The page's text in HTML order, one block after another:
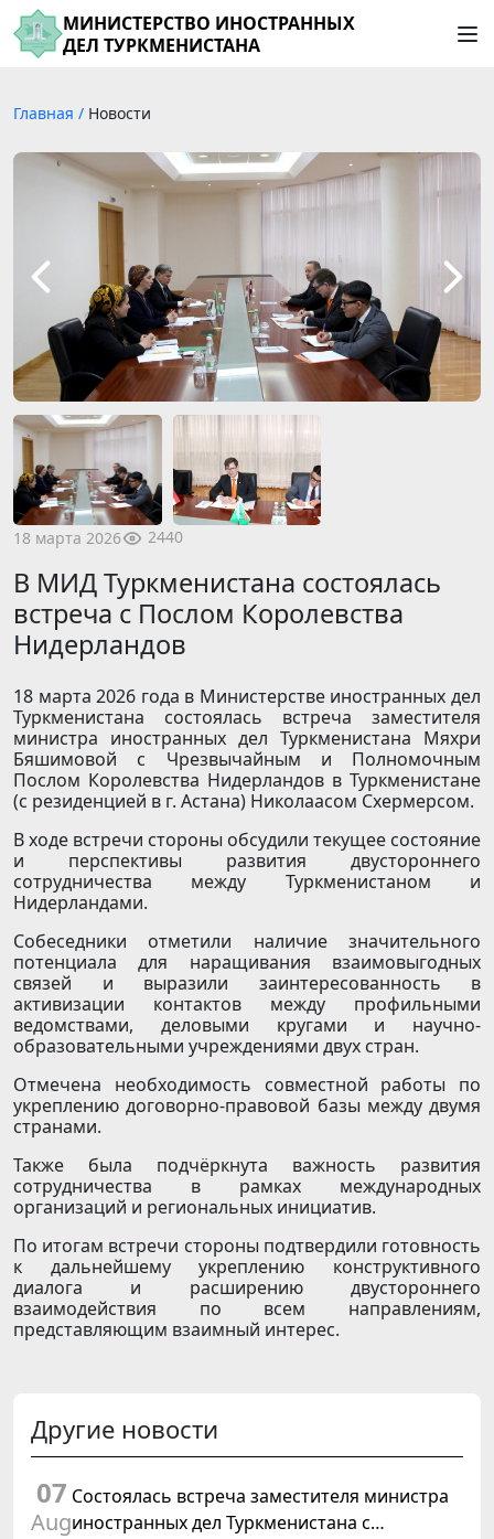
МИНИСТЕРСТВО ИНОСТРАННЫХ
ДЕЛ ТУРКМЕНИСТАНА
Главная / Новости
18 марта 2026 2440
В МИД Туркменистана состоялась
встреча с Послом Королевства
Нидерландов
18 марта 2026 года в Министерстве иностранных дел
Туркменистана состоялась встреча заместителя
министра иностранных дел Туркменистана Мяхри
Бяшимовой с Чрезвычайным и Полномочным
Послом Королевства Нидерландов в Туркменистане
(с резиденцией в г. Астана) Николаасом Схермерсом.
В ходе встречи стороны обсудили текущее состояние
и перспективы развития двустороннего
сотрудничества между Туркменистаном и
Нидерландами.
Собеседники отметили наличие значительного
потенциала для наращивания взаимовыгодных
связей и выразили заинтересованность в
активизации контактов между профильными
ведомствами, деловыми кругами и научно-
образовательными учреждениями двух стран.
Отмечена необходимость совместной работы по
укреплению договорно-правовой базы между двумя
странами.
Также была подчёркнута важность развития
сотрудничества в рамках международных
организаций и региональных инициатив.
По итогам встречи стороны подтвердили готовность
к дальнейшему укреплению конструктивного
диалога и расширению двустороннего
взаимодействия по всем направлениям,
представляющим взаимный интерес.
Другие новости
07
Aug
Состоялась встреча заместителя министра
иностранных дел Туркменистана с